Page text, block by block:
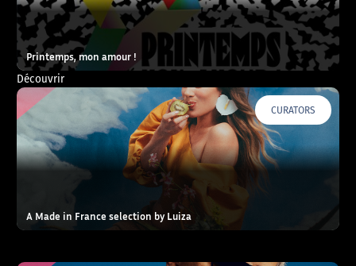
Printemps, mon amour !
Découvrir
CURATORS
A Made in France selection by Luiza